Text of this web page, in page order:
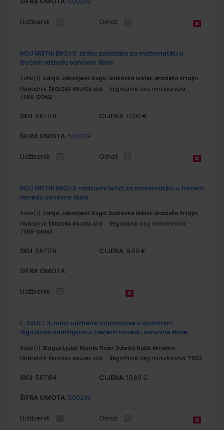
Udžbenik Omot
MOJ SRETNI BROJ 3; zbirka zadataka za matematiku u
trećem razredu osnovne škole
Autor(i): Sanja Jakovljević Rogić Dubravka Miklec Graciella Prtajin
Nakladnik: ŠKOLSKA KNJIGA d.d.
Registarski broj ministarstva:
7060-DOM2
SKU: 567178 CIJENA: 12,00 €
ŠIFRA OMOTA: 500239
Udžbenik Omot
MOJ SRETNI BROJ 3; nastavni listići za matematiku u trećem
razredu osnovne škole
Autor(i): Sanja Jakovljević Rogić Dubravka Miklec Graciella Prtajin
Nakladnik: ŠKOLSKA KNJIGA d.d.
Registarski broj ministarstva:
7060-DOM3
SKU: 567179 CIJENA: 9,50 €
ŠIFRA OMOTA:
Udžbenik
E-SVIJET 3; radni udžbenik informatike s dodatnim
digitalnim sadržajima u trećem razredu osnovne škole
Autor(i): Blagus Ljubić Klemše Flisar Odorčić Ružić Mihočka
Nakladnik: ŠKOLSKA KNJIGA d.d. Registarski broj ministarstva: 7003
SKU: 567184 CIJENA: 10,80 €
ŠIFRA OMOTA: 500239
Udžbenik Omot